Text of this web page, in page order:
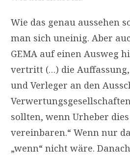
Wie das genau aussehen
man sich uneinig. Aber
GEMA auf einen Ausweg
vertritt (…) die Auffassung,
und Verleger an den
sollten, wenn Urheber
vereinbaren.“ Wenn nur
„wenn“ nicht wäre.